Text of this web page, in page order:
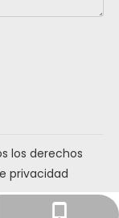
los derechos
privacidad